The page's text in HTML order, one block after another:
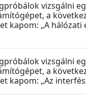
vizsgálni
a
kapom: „A hálózati
vizsgálni
a
kapom: „Az